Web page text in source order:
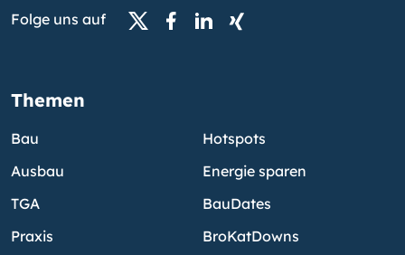
Folge uns auf
Themen
Bau
Ausbau
TGA
Praxis
Hotspots
Energie sparen
BauDates
BroKatDowns